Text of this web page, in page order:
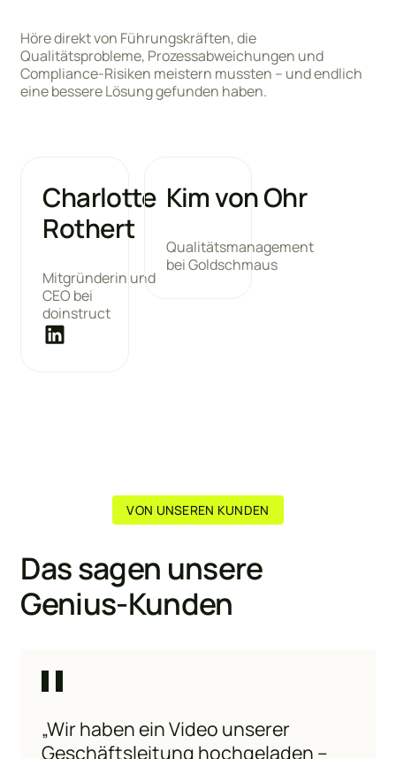
Höre direkt von Führungskräften, die
Qualitätsprobleme, Prozessabweichungen und
Compliance-Risiken meistern mussten – und endlich
eine bessere Lösung gefunden haben.
Charlotte
Rothert
Mitgründerin und
CEO bei
doinstruct
Kim von Ohr
Qualitätsmanagement
bei Goldschmaus
VON UNSEREN KUNDEN
Das sagen unsere
Genius-Kunden
„Wir haben ein Video unserer
Geschäftsleitung hochgeladen –